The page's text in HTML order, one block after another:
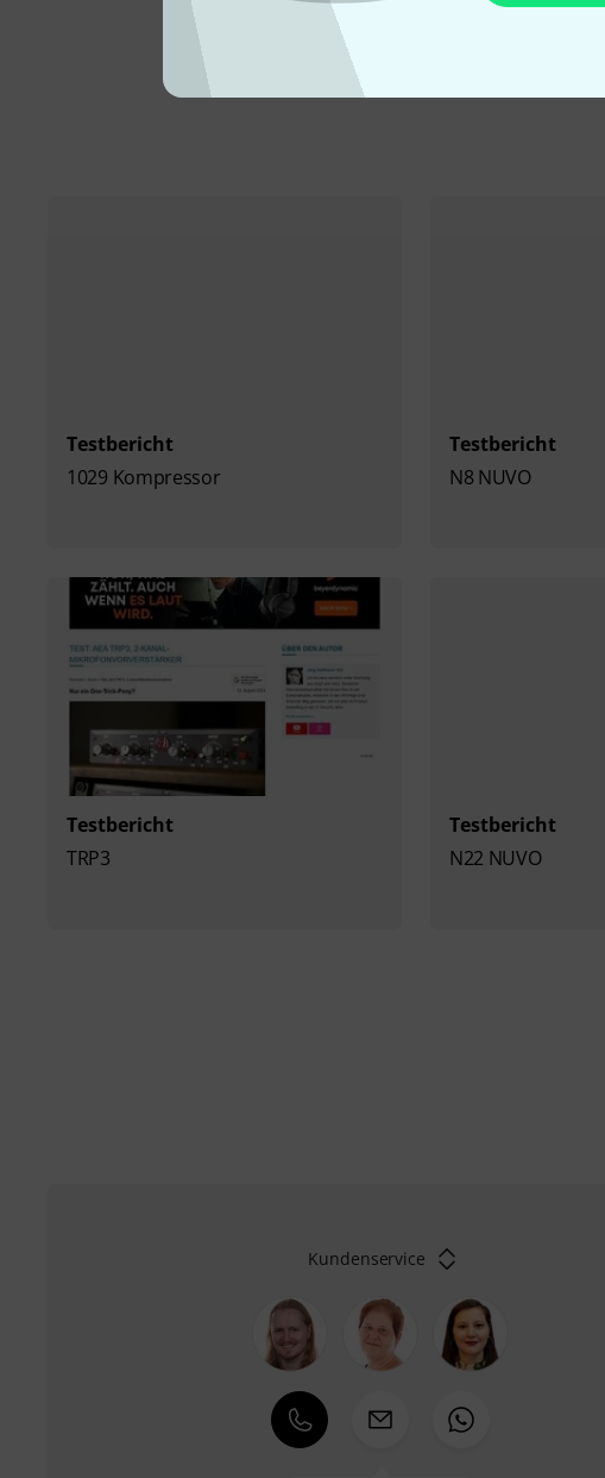
Testbericht
1029 Kompressor
Testbericht
N8 NUVO
Testbericht
TRP3
Testbericht
N22 NUVO
Kundenservice